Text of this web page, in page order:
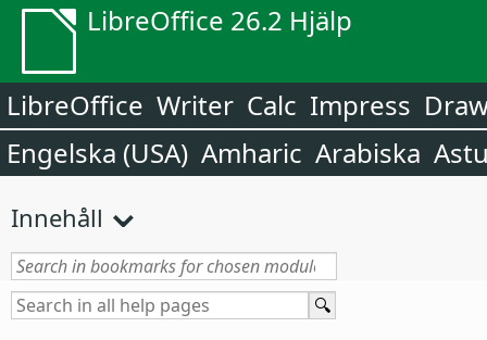
LibreOffice 26.2 Hjälp
LibreOffice Writer Calc Impress
Engelska (USA) Amharic Arabiska
Innehåll